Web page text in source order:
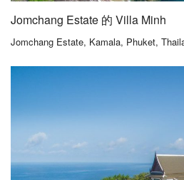
Jomchang Estate 的 Villa Minh
Jomchang Estate, Kamala, Phuket,